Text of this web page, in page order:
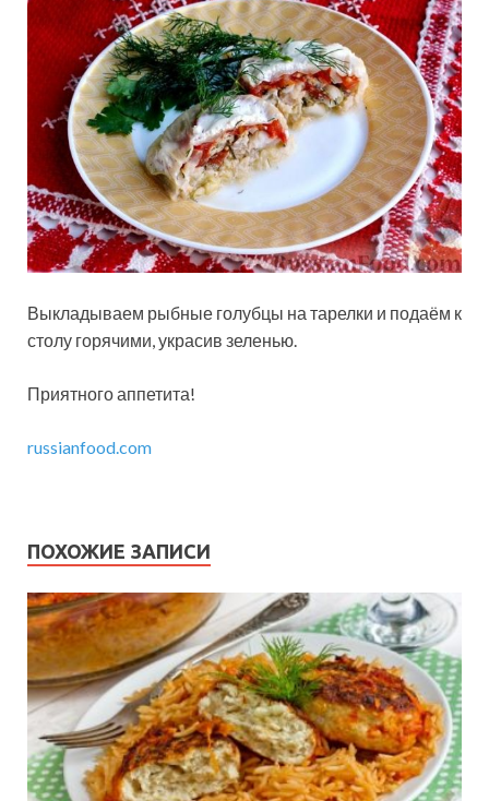
Выкладываем рыбные голубцы на тарелки и подаём к
столу горячими, украсив зеленью.
Приятного аппетита!
russianfood.com
ПОХОЖИЕ ЗАПИСИ